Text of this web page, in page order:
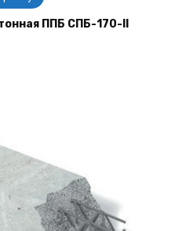
ППБ СПБ-170-II